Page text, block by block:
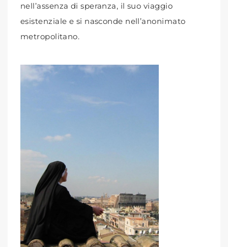
nell’assenza di speranza, il suo viaggio
esistenziale e si nasconde nell’anonimato
metropolitano.